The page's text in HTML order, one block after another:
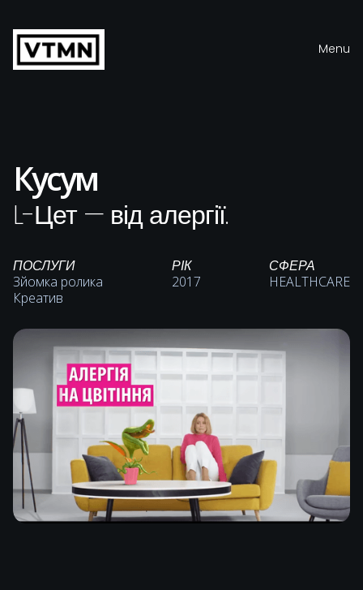
Menu
Кусум
L-Цет — від алергії.
ПОСЛУГИ
Зйомка ролика
Креатив
РІК
2017
СФЕРА
HEALTHCARE